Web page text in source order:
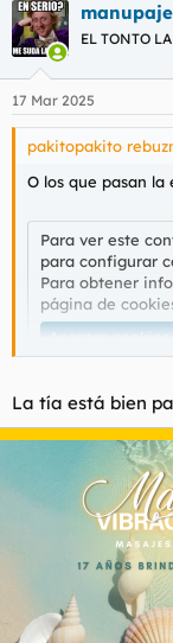
EL TONTO
17 Mar 2025
pakitopakito
O los que pasan
Para ver este
para configurar
Para obtener
página de
Aceptar
La tía está bien